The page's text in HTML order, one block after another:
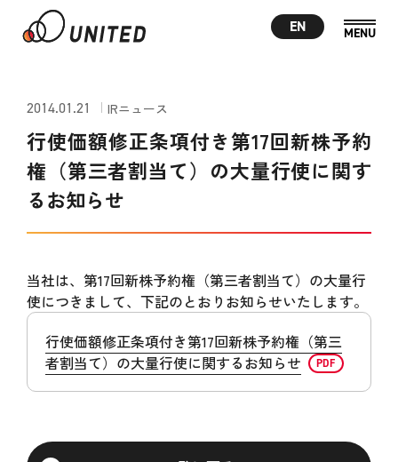
EN
2014.01.21 IRニュース
行使価額修正条項付き第17回新株予約
権（第三者割当て）の大量行使に関す
るお知らせ
当社は、第17回新株予約権（第三者割当て）の大量行
使につきまして、下記のとおりお知らせいたします。
行使価額修正条項付き第17回新株予約権（第三
者割当て）の大量行使に関するお知らせ